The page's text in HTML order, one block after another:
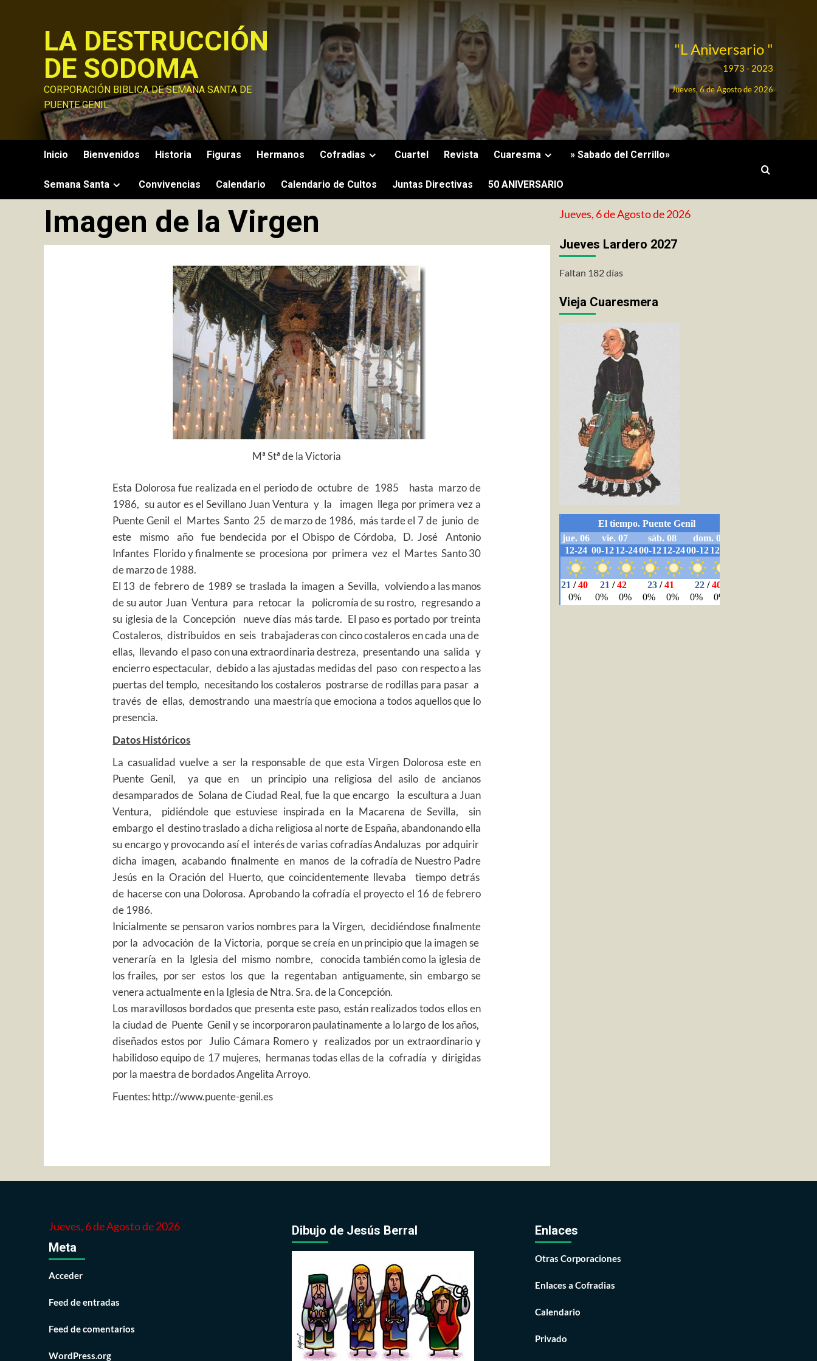
LA DESTRUCCIÓN
DE SODOMA
CORPORACIÓN BIBLICA DE SEMANA SANTA DE
PUENTE GENIL
"L Aniversario "
1973 - 2023
Jueves, 6 de Agosto de 2026
Inicio Bienvenidos Historia Figuras Hermanos Cofradias Cuartel Revista Cuaresma » Sabado del Cerrillo»
Semana Santa Convivencias Calendario Calendario de Cultos Juntas Directivas 50 ANIVERSARIO
Imagen de la Virgen
Mª Stª de la Victoria
Esta Dolorosa fue realizada en el periodo de octubre de 1985 hasta marzo de
1986, su autor es el Sevillano Juan Ventura y la imagen llega por primera vez a
Puente Genil el Martes Santo 25 de marzo de 1986, más tarde el 7 de junio de
este mismo año fue bendecida por el Obispo de Córdoba,
D. José Antonio
Infantes Florido y finalmente se procesiona por primera vez el Martes Santo 30
de marzo de 1988.
El 13 de febrero de 1989 se traslada la imagen a Sevilla, volviendo a las manos
de su autor Juan Ventura para retocar la policromía de su rostro, regresando a
su iglesia de la Concepción nueve días más tarde. El paso es portado por treinta
Costaleros, distribuidos en seis trabajaderas con cinco costaleros en cada una de
ellas, llevando el paso con una extraordinaria destreza, presentando una salida y
encierro espectacular, debido a las ajustadas medidas del paso con respecto a las
puertas del templo, necesitando los costaleros postrarse de rodillas para pasar a
través de ellas, demostrando una maestría que emociona a todos aquellos que lo
presencia.
Datos Históricos
La casualidad vuelve a ser la responsable de que esta Virgen Dolorosa este en
Puente Genil, ya que en un principio una religiosa del asilo de ancianos
desamparados de Solana de Ciudad Real, fue la que encargo la escultura a Juan
Ventura, pidiéndole que estuviese inspirada en la Macarena de Sevilla, sin
embargo el destino traslado a dicha religiosa al norte de España, abandonando ella
su encargo y provocando así el interés de varias cofradías Andaluzas por adquirir
dicha imagen, acabando finalmente en manos de la cofradía de Nuestro Padre
Jesús en la Oración del Huerto, que coincidentemente llevaba tiempo detrás
de hacerse con una Dolorosa. Aprobando la cofradía el proyecto el 16 de febrero
de 1986.
Inicialmente se pensaron varios nombres para la Virgen, decidiéndose finalmente
por la advocación de la Victoria, porque se creía en un principio que la imagen se
veneraría en la Iglesia del mismo nombre, conocida también como la iglesia de
los frailes, por ser estos los que la regentaban antiguamente, sin embargo se
venera actualmente en la Iglesia de Ntra. Sra. de la Concepción.
Los maravillosos bordados que presenta este paso, están realizados todos ellos en
la ciudad de Puente Genil y se incorporaron paulatinamente a lo largo de los años,
diseñados estos por Julio Cámara Romero y realizados por un extraordinario y
habilidoso equipo de 17 mujeres, hermanas todas ellas de la cofradía y dirigidas
por la maestra de bordados Angelita Arroyo.
Fuentes: http://www.puente-genil.es
Jueves, 6 de Agosto de 2026
Jueves Lardero 2027
Faltan 182 días
Vieja Cuaresmera
Jueves, 6 de Agosto de 2026
Meta
Acceder
Feed de entradas
Feed de comentarios
WordPress.org
Dibujo de Jesús Berral Enlaces
Otras Corporaciones
Enlaces a Cofradias
Calendario
Privado